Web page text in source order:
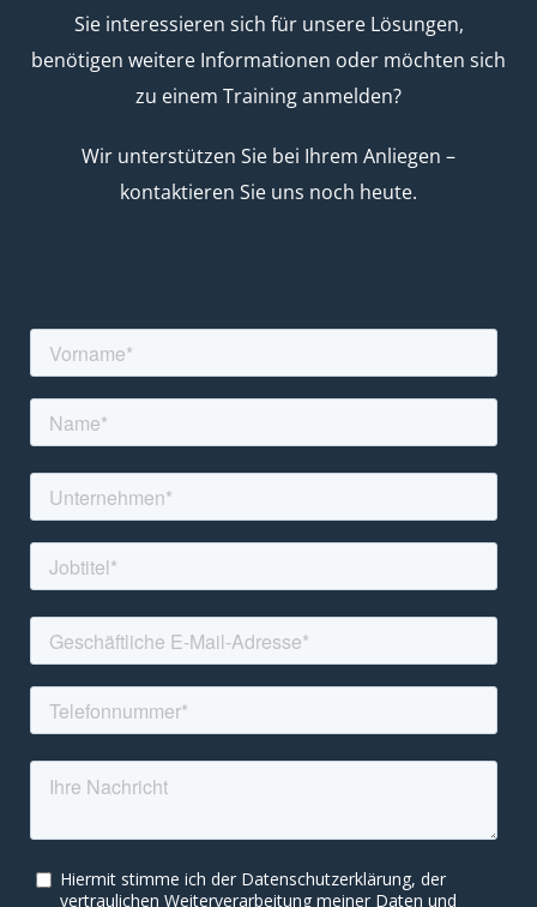
Sie interessieren sich für unsere Lösungen,
benötigen weitere Informationen oder möchten sich
zu einem Training anmelden?
Wir unterstützen Sie bei Ihrem Anliegen –
kontaktieren Sie uns noch heute.